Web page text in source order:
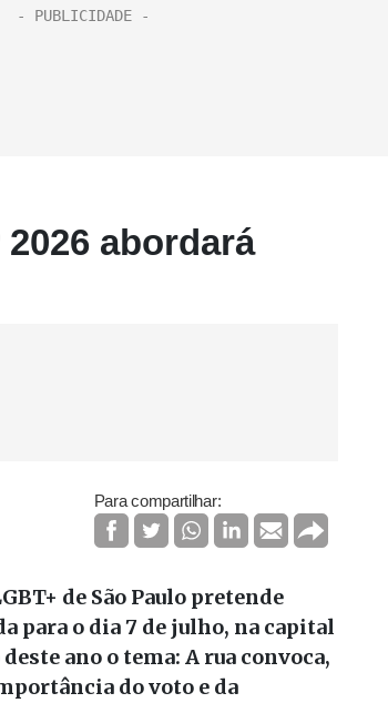
abordará
Para compartilhar:
de São Paulo pretende
para o dia 7 de julho, na capital
ano o tema: A rua convoca,
do voto e da